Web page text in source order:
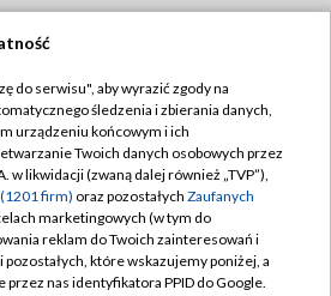
TVP
Cyfrowa
Regulamin TVP
prywatności
Moje zgody
Pomoc
do serwisu", aby wyrazić zgody na
śledzenia i zbierania danych,
urządzeniu końcowym i ich
Twoich danych osobowych przez
w likwidacji (zwaną dalej również „TVP”),
firm) oraz pozostałych Zaufanych
marketingowych (w tym do
reklam do Twoich zainteresowań i
które wskazujemy poniżej, a
przez nas identyfikatora PPID do Google.